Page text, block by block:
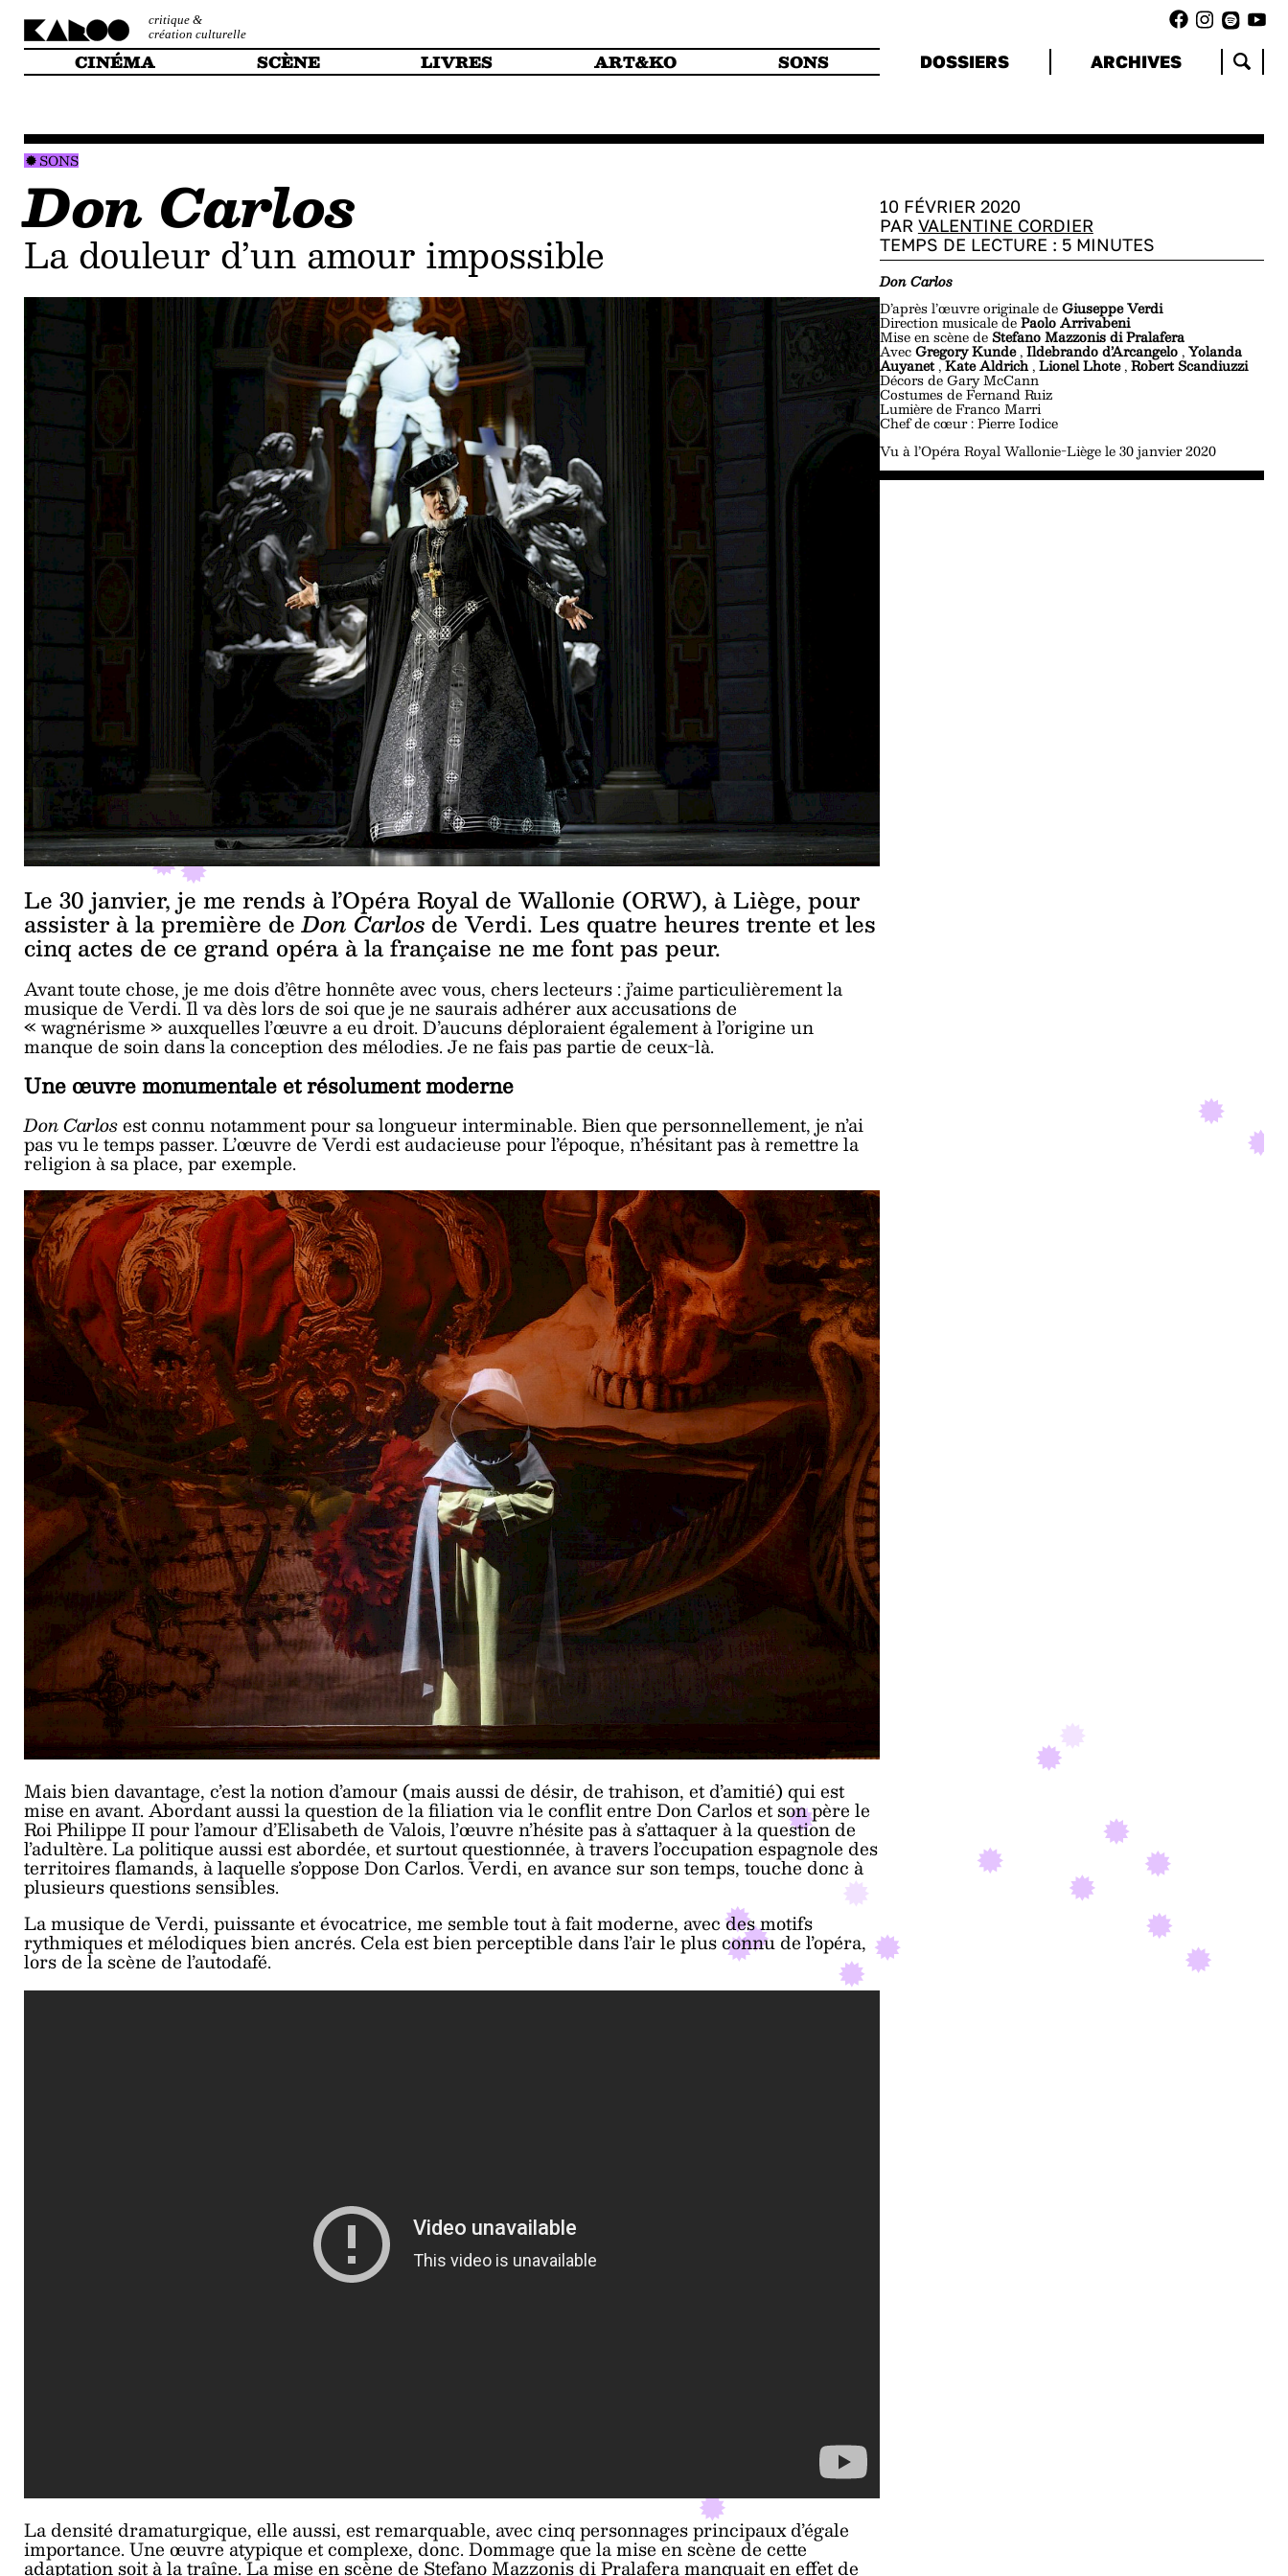
critique &
création culturelle
CINÉMA SCÈNE LIVRES ART&KO SONS DOSSIERS ARCHIVES
SONS
Don Carlos
La douleur d’un amour impossible
Le 30 janvier, je me rends à l’Opéra Royal de Wallonie (ORW), à Liège, pour
assister à la première deDon Carlos de Verdi. Les quatre heures trente et les
cinq actes de ce grand opéra à la française ne me font pas peur.
Avant toute chose, je me dois d’être honnête avec vous, chers lecteurs : j’aime particulièrement la
musique de Verdi. Il va dès lors de soi que je ne saurais adhérer aux accusations de
« wagnérisme » auxquelles l’œuvre a eu droit. D’aucuns déploraient également à l’origine un
manque de soin dans la conception des mélodies. Je ne fais pas partie de ceux-là.
Une œuvre monumentale et résolument moderne
Don Carlosest connu notamment pour sa longueur interminable. Bien que personnellement, je n’ai
pas vu le temps passer. L’œuvre de Verdi est audacieuse pour l’époque, n’hésitant pas à remettre la
religion à sa place, par exemple.
Mais bien davantage, c’est la notion d’amour (mais aussi de désir, de trahison, et d’amitié) qui est
mise en avant. Abordant aussi la question de la filiation via le conflit entre Don Carlos et son père le
Roi Philippe II pour l’amour d’Elisabeth de Valois, l’œuvre n’hésite pas à s’attaquer à la question de
l’adultère. La politique aussi est abordée, et surtout questionnée, à travers l’occupation espagnole des
territoires flamands, à laquelle s’oppose Don Carlos. Verdi, en avance sur son temps, touche donc à
plusieurs questions sensibles.
La musique de Verdi, puissante et évocatrice, me semble tout à fait moderne, avec des motifs
rythmiques et mélodiques bien ancrés. Cela est bien perceptible dans l’air le plus connu de l’opéra,
lors de la scène de l’autodafé.
La densité dramaturgique, elle aussi, est remarquable, avec cinq personnages principaux d’égale
importance. Une œuvre atypique et complexe, donc. Dommage que la mise en scène de cette
adaptation soit à la traîne. La mise en scène de Stefano Mazzonis di Pralafera manquait en effet de
10 FÉVRIER 2020
PAR VALENTINE CORDIER
TEMPS DE LECTURE : 5MINUTES
Don Carlos
D’après l’œuvre originale deGiuseppe Verdi
Direction musicale dePaolo Arrivabeni
Mise en scène deStefano Mazzonis di Pralafera
AvecGregory Kunde,Ildebrando d’Arcangelo,Yolanda
Auyanet,Kate Aldrich,Lionel Lhote,Robert Scandiuzzi
Décors de Gary McCann
Costumes de Fernand Ruiz
Lumière de Franco Marri
Chef de cœur : Pierre Iodice
Vu à l’Opéra Royal Wallonie-Liège le 30 janvier 2020